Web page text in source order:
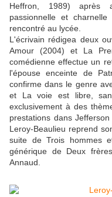
Heffron, 1989) après
passionnelle et charnelle
rencontré au lycée.
L'écrivain rédigea deux
Amour (2004) et La
comédienne effectue un
l'épouse enceinte de
confirme dans le genre
et La voie est libre,
exclusivement à des
prestations dans
Leroy-Beaulieu reprend
suite de Trois hommes
générique de Deux
Annaud.